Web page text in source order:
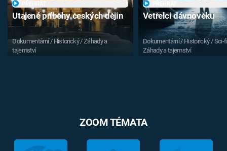
Utajené příběhy českých dějin
Dokumentární / Historický / Záhady a
tajemství
Vetřelci dávnověku
Dokumentární / Historický / Sci-
Záhady a tajemství
ZOOM TÉMATA